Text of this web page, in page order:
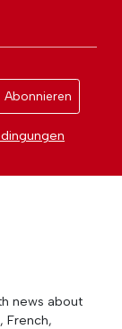
Abonnieren
news about
French,